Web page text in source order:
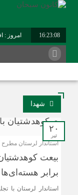
16:23:08 امروز :
شهدا
۲۰
تیر
استاندار لرستان مطرح
بیعت
برابر هسته‌ای‌ها
استاندار لرستان با